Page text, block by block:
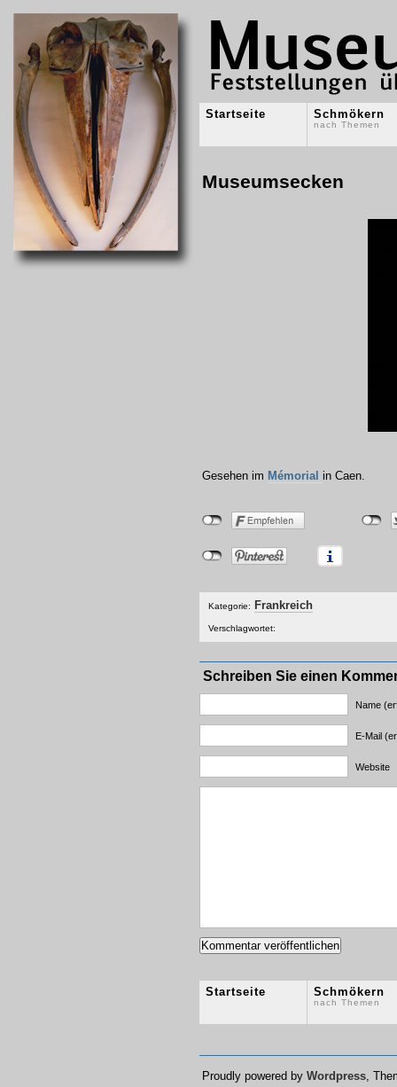
Startseite Schmökern
nach Themen
Museumsecken
Gesehen im Mémorial in Caen.
Kategorie: Frankreich
Verschlagwortet:
Schreiben Sie einen
Name
E-Mail
Website
Startseite Schmökern
nach Themen
Proudly powered by Wordpress,